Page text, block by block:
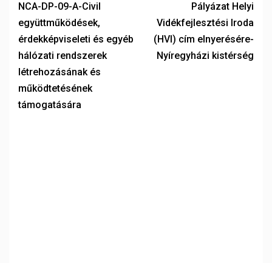
NCA-DP-09-A-Civil
együttműködések,
érdekképviseleti és egyéb
hálózati rendszerek
létrehozásának és
működtetésének
támogatására
Pályázat Helyi
Vidékfejlesztési Iroda
(HVI) cím elnyerésére-
Nyíregyházi kistérség